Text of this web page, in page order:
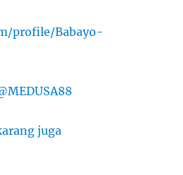
profile/Babayo-
juga